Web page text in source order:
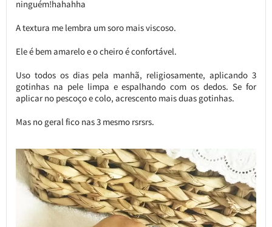
ninguém!hahahha
A textura me lembra um soro mais viscoso.
Ele é bem amarelo e o cheiro é confortável.
Uso todos os dias pela manhã, religiosamente, aplicando 3
gotinhas na pele limpa e espalhando com os dedos. Se for
aplicar no pescoço e colo, acrescento mais duas gotinhas.
Mas no geral fico nas 3 mesmo rsrsrs.